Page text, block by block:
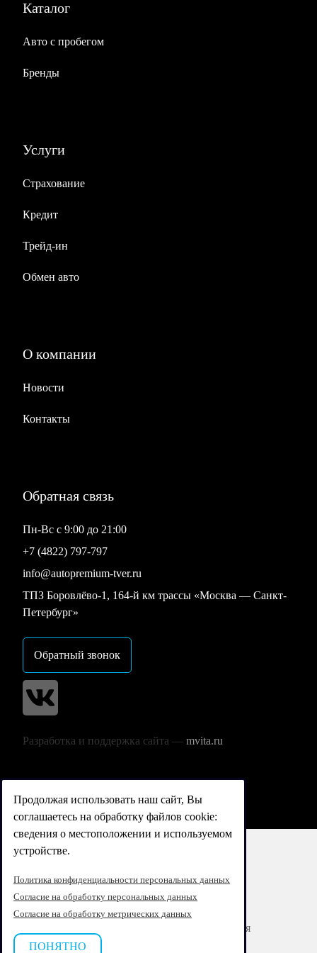
Каталог
Авто с пробегом
Бренды
Услуги
Страхование
Кредит
Трейд-ин
Обмен авто
О компании
Новости
Контакты
Обратная связь
Пн-Вс с 9:00 до 21:00
+7 (4822) 797-797
info@autopremium-tver.ru
ТПЗ Боровлёво-1, 164-й км трассы «Москва — Санкт-
Петербург»
Обратный звонок
Разработка и поддержка сайта — mvita.ru
Согласие на обработку персональных данных
Согласие на обработку персональных данных для
маркетингового взаимодействия
Продолжая использовать наш сайт, Вы
соглашаетесь на обработку файлов cookie:
сведения о местоположении и используемом
устройстве.
Политика конфиденциальности персональных данных
Согласие на обработку персональных данных
Согласие на обработку метрических данных
ПОНЯТНО